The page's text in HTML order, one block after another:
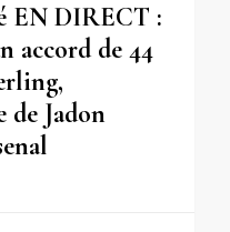
EN DIRECT :
accord de 44
de Jadon